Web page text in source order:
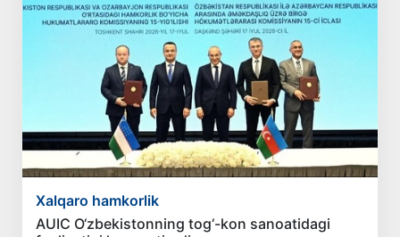
Xalqaro hamkorlik
AUIC O‘zbekistonning tog‘-kon sanoatidagi